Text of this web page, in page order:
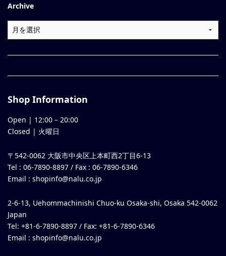
Archive
Shop Information
Open | 12:00 – 20:00
Closed | 火曜日
〒542-0062 大阪市中央区上本町西2丁目6-13
Tel : 06-7890-8897 / Fax : 06-7890-6346
Email : shopinfo@nalu.co.jp
2-6-13, Uehommachinishi Chuo-ku Osaka-shi, Osaka 542-0062
Japan
Tel: +81-6-7890-8897 / Fax: +81-6-7890-6346
Email : shopinfo@nalu.co.jp